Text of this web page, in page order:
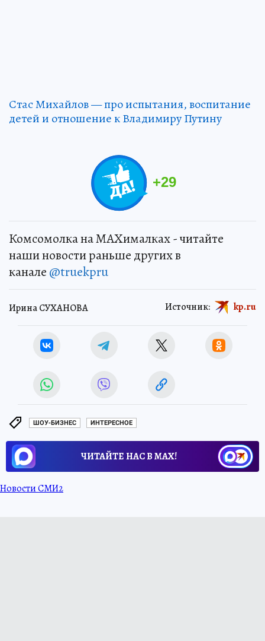
Стас Михайлов — про испытания, воспитание
детей и отношение к Владимиру Путину
+29
Комсомолка на MAXималках - читайте
наши новости раньше других в
канале @truekpru
Ирина СУХАНОВА Источник: kp.ru
ШОУ-БИЗНЕС ИНТЕРЕСНОЕ
ЧИТАЙТЕ НАС В МАХ!
Новости СМИ2